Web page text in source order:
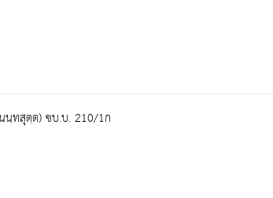
นฺทสุตฺต) ชบ.บ. 210/1ก